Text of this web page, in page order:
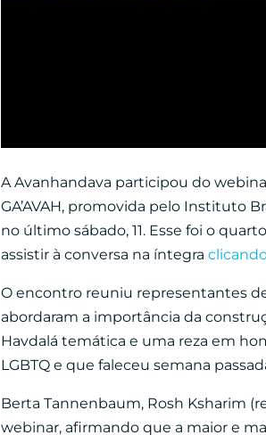
A Avanhandava participou do
GA’AVAH, promovida pelo Instituto
no último sábado, 11. Esse foi o
assistir à conversa na íntegra
O encontro reuniu representantes
abordaram a importância da
Havdalá temática e uma reza em
LGBTQ e que faleceu semana
Berta Tannenbaum, Rosh Ksharim
webinar, afirmando que a maior e